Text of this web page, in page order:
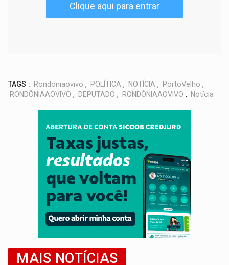
Clique aqui para entrar
TAGS : Rondoniaovivo , POLÍTICA , NOTÍCIA , PortoVelho ,
RONDÔNIAAOVIVO , DEPUTADO , RONDÔNIAAOVIVO , Notícia
MAIS NOTÍCIAS